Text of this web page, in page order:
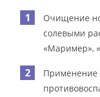
Очищение
солевыми
«Маример»,
Применение